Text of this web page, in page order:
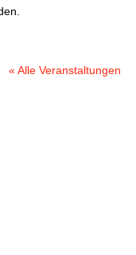
« Alle Veranstaltungen